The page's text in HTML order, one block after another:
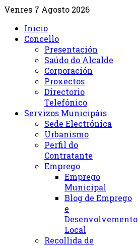
Venres 7 Agosto 2026
Inicio
Concello
Presentación
Saúdo do Alcalde
Corporación
Proxectos
Directorio
Telefónico
Servizos Municipáis
Sede Electrónica
Urbanismo
Perfil do
Contratante
Emprego
Emprego
Municipal
Blog de Emprego
e
Desenvolvemento
Local
Recollida de